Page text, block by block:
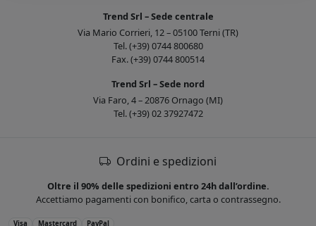
Trend Srl – Sede centrale
Via Mario Corrieri, 12 – 05100 Terni (TR)
Tel. (+39) 0744 800680
Fax. (+39) 0744 800514
Trend Srl – Sede nord
Via Faro, 4 – 20876 Ornago (MI)
Tel. (+39) 02 37927472
Ordini e spedizioni
Oltre il 90% delle spedizioni entro 24h dall’ordine.
Accettiamo pagamenti con bonifico, carta o contrassegno.
Visa Mastercard PayPal